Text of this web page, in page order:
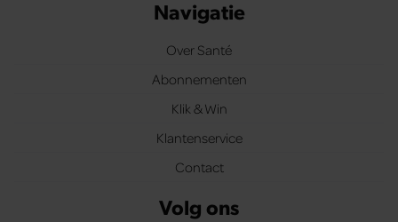
Navigatie
Over Santé
Abonnementen
Klik & Win
Klantenservice
Contact
Volg ons